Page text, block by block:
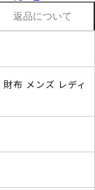
返品について
布 メンズ レディ